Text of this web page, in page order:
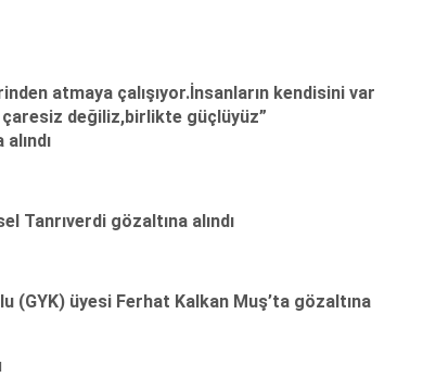
atmaya çalışıyor.İnsanların kendisini var
değiliz,birlikte güçlüyüz”
Tanrıverdi gözaltına alındı
(GYK) üyesi Ferhat Kalkan Muş’ta gözaltına